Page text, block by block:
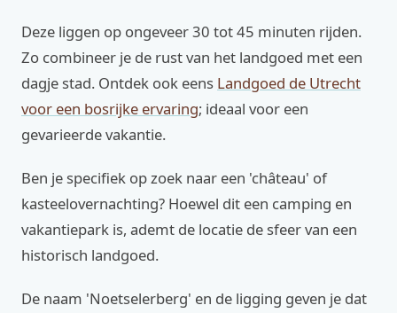
Deze liggen op ongeveer 30 tot 45 minuten rijden.
Zo combineer je de rust van het landgoed met een
dagje stad. Ontdek ook eens Landgoed de Utrecht
voor een bosrijke ervaring; ideaal voor een
gevarieerde vakantie.
Ben je specifiek op zoek naar een 'château' of
kasteelovernachting? Hoewel dit een camping en
vakantiepark is, ademt de locatie de sfeer van een
historisch landgoed.
De naam 'Noetselerberg' en de ligging geven je dat